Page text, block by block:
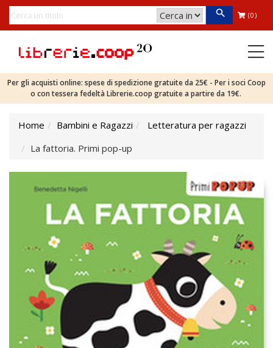
(0)
Per gli acquisti online: spese di spedizione gratuite da 25€ - Per i soci Coop
o con tessera fedeltà Librerie.coop gratuite a partire da 19€.
Home Bambini e Ragazzi
Letteratura per ragazzi
La fattoria. Primi pop-up